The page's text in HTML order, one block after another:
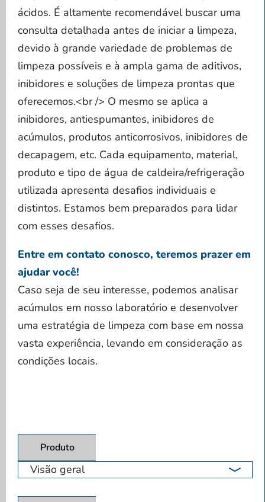
ácidos. É altamente recomendável buscar uma
consulta detalhada antes de iniciar a limpeza,
devido à grande variedade de problemas de
limpeza possíveis e à ampla gama de aditivos,
inibidores e soluções de limpeza prontas que
oferecemos.<br /> O mesmo se aplica a
inibidores, antiespumantes, inibidores de
acúmulos, produtos anticorrosivos, inibidores de
decapagem, etc. Cada equipamento, material,
produto e tipo de água de caldeira/refrigeração
utilizada apresenta desafios individuais e
distintos. Estamos bem preparados para lidar
com esses desafios.
Entre em contato conosco, teremos prazer em
ajudar você!
Caso seja de seu interesse, podemos analisar
acúmulos em nosso laboratório e desenvolver
uma estratégia de limpeza com base em nossa
vasta experiência, levando em consideração as
condições locais.
Produto